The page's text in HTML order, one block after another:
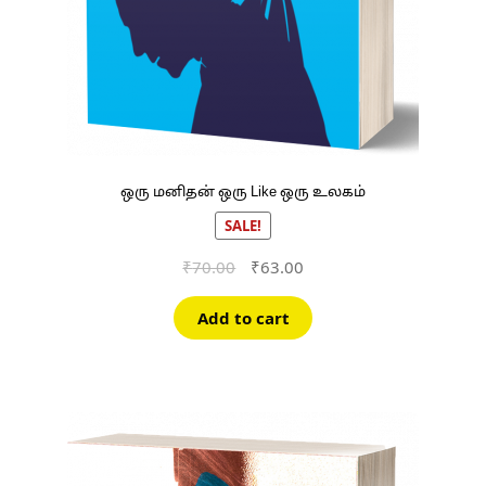
ஒரு மனிதன் ஒரு Like ஒரு உலகம்
SALE!
₹70.00
Original
was:
₹70.00.
₹63.00Current
is:
₹63.00.
Add to cart